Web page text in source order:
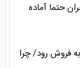
حتما آماده
۳۰ درصد ارزان‌تر به فروش رود/ چرا